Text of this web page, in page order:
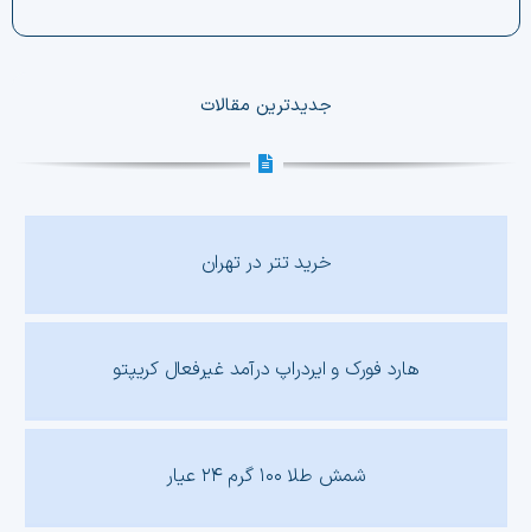
جدیدترین مقالات
خرید تتر در تهران
هارد فورک و ایردراپ درآمد غیرفعال کریپتو
شمش طلا ۱۰۰ گرم ۲۴ عیار